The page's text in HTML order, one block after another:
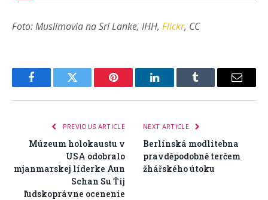
Foto: Muslimovia na Srí Lanke, IHH, Flickr, CC
FacebookTwitter Pinterest LinkedInTumblr Email
PREVIOUS ARTICLE
Múzeum holokaustu v
USA odobralo
mjanmarskej líderke Aun
Schan Su Ťij
ľudskoprávne ocenenie
NEXT ARTICLE
Berlínská modlitebna
pravděpodobně terčem
žhářského útoku